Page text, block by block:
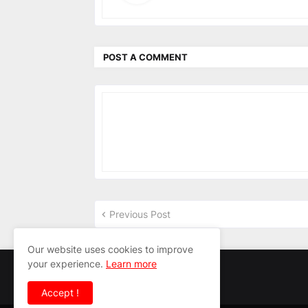
POST A COMMENT
Previous Post
Our website uses cookies to improve
your experience. Learn more
Accept !